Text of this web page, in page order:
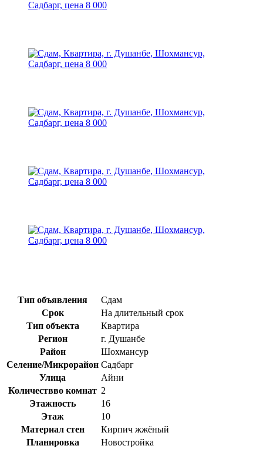
Тип объявления
Сдам
Срок
На длительный срок
Тип объекта
Квартира
Регион
г. Душанбе
Район
Шохмансур
Селение/Микрорайон Садбарг
Улица
Айни
Количествво комнат 2
Этажность
16
Этаж
10
Материал стен
Кирпич жжёный
Планировка
Новостройка